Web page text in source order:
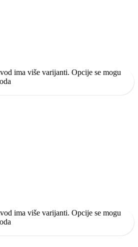
ima više varijanti. Opcije se mogu
ima više varijanti. Opcije se mogu